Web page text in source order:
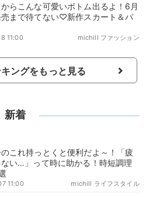
らこんな可愛いボトム出るよ！6月
まで待てない♡新作スカート＆パ
michill ファッション
11:00
ングをもっと見る
新着
これ持っとくと便利だよ～！「疲
い…」って時に助かる！時短調理
michill ライフスタイル
11:00